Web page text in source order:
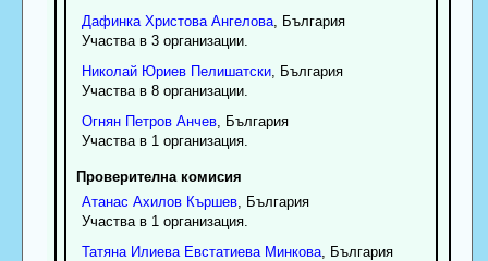
Дафинка Христова Ангелова, България
Участва в 3 организации.
Николай Юриев Пелишатски, България
Участва в 8 организации.
Огнян Петров Анчев, България
Участва в 1 организация.
Проверителна комисия
Атанас Ахилов Кършев, България
Участва в 1 организация.
Татяна Илиева Евстатиева Минкова, България